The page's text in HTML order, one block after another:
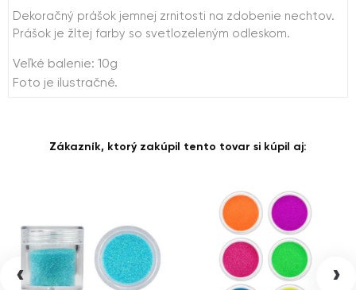
Dekoračný prášok jemnej zrnitosti na zdobenie nechtov.
Prášok je žltej farby so svetlozeleným odleskom.
Veľké balenie: 10g
Foto je ilustračné.
Zákazník, ktorý zakúpil tento tovar si kúpil aj:
‹ ›